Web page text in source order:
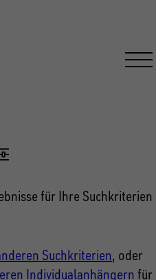
für Ihre Suchkriterien
Suchkriterien, oder
Individualanhängern für